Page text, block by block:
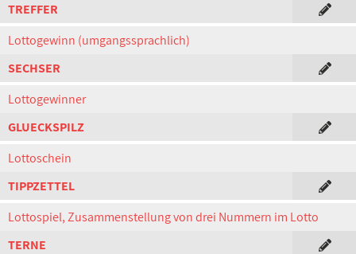
TREFFER
Lottogewinn (umgangssprachlich)
SECHSER
Lottogewinner
GLUECKSPILZ
Lottoschein
TIPPZETTEL
Lottospiel, Zusammenstellung von drei Nummern im Lotto
TERNE